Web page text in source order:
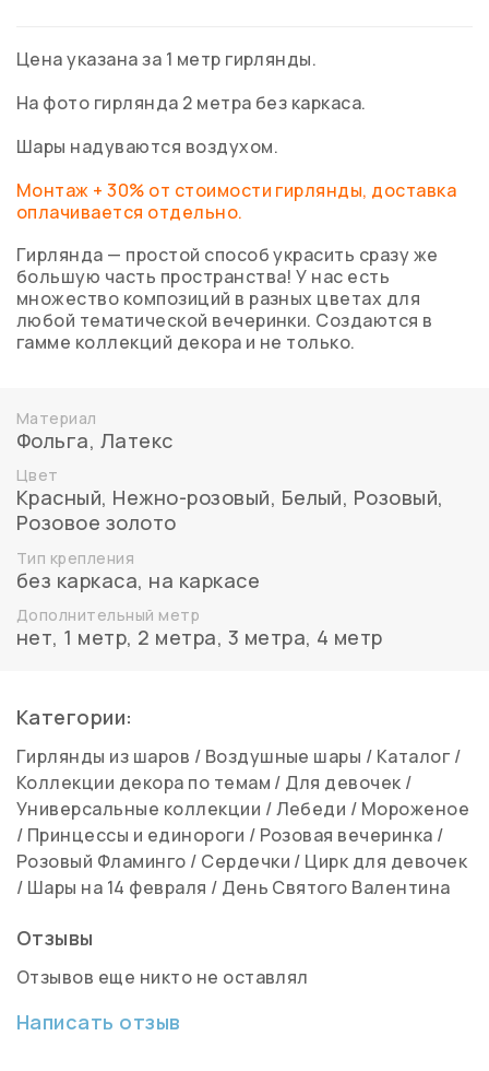
Цена указана за 1 метр гирлянды.
На фото гирлянда 2 метра без каркаса.
Шары надуваются воздухом.
Монтаж + 30% от стоимости гирлянды, доставка
оплачивается отдельно.
Гирлянда — простой способ украсить сразу же
большую часть пространства! У нас есть
множество композиций в разных цветах для
любой тематической вечеринки. Создаются в
гамме коллекций декора и не только.
Материал
Фольга, Латекс
Цвет
Красный, Нежно-розовый, Белый, Розовый,
Розовое золото
Тип крепления
без каркаса, на каркасе
Дополнительный метр
нет, 1 метр, 2 метра, 3 метра, 4 метр
Категории:
Гирлянды из шаров / Воздушные шары / Каталог /
Коллекции декора по темам / Для девочек /
Универсальные коллекции /Лебеди / Мороженое
/ Принцессы и единороги / Розовая вечеринка /
Розовый Фламинго / Сердечки / Цирк для девочек
/ Шары на 14 февраля / День Святого Валентина
Отзывы
Отзывов еще никто не оставлял
Написать отзыв